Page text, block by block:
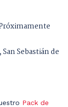
Sebastián de
Pack de